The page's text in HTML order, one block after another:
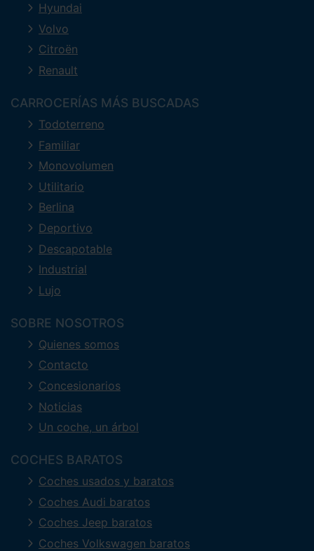
Hyundai
Volvo
Citroën
Renault
CARROCERÍAS MÁS BUSCADAS
Todoterreno
Familiar
Monovolumen
Utilitario
Berlina
Deportivo
Descapotable
Industrial
Lujo
SOBRE NOSOTROS
Quienes somos
Contacto
Concesionarios
Noticias
Un coche, un árbol
COCHES BARATOS
Coches usados y baratos
Coches Audi baratos
Coches Jeep baratos
Coches Volkswagen baratos